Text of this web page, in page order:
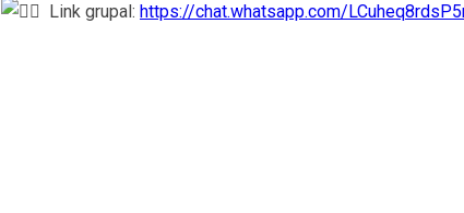
Link grupal: https://chat.whatsapp.com/